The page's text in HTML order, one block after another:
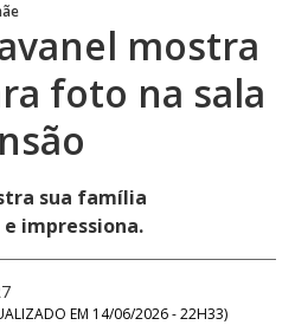
mostra
foto na sala
sua família
e impressiona.
EM 14/06/2026 - 22H33)